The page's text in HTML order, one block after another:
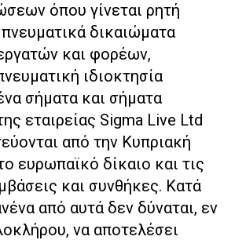
όπου γίνεται ρητή
δικαιώματα
και φορέων,
ιδιοκτησία
σήματα και σήματα
εταιρείας Sigma Live Ltd
από την Κυπριακή
ευρωπαϊκό δίκαιο και τις
και συνθήκες. Κατά
από αυτά δεν δύναται, εν
να αποτελέσει